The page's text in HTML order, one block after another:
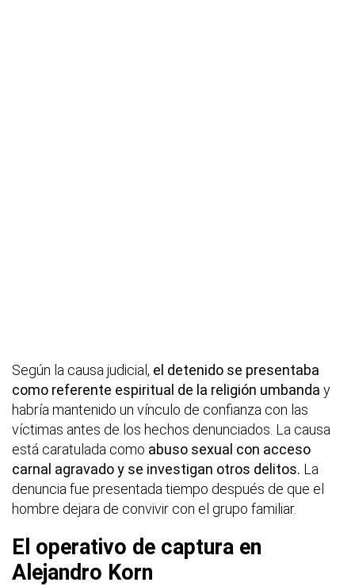
Según la causa judicial, el detenido se presentaba
como referente espiritual de la religión umbanda y
habría mantenido un vínculo de confianza con las
víctimas antes de los hechos denunciados. La causa
está caratulada como abuso sexual con acceso
carnal agravado y se investigan otros delitos. La
denuncia fue presentada tiempo después de que el
hombre dejara de convivir con el grupo familiar.
El operativo de captura en
Alejandro Korn